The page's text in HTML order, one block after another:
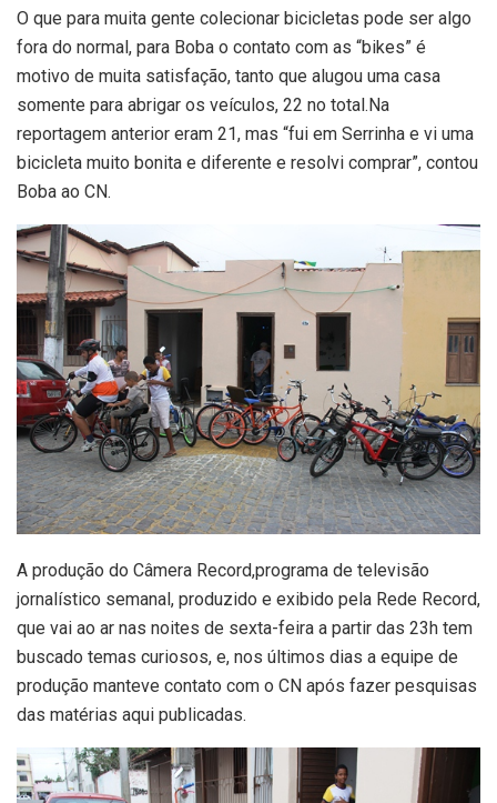
O que para muita gente colecionar bicicletas pode ser algo
fora do normal, para Boba o contato com as “bikes” é
motivo de muita satisfação, tanto que alugou uma casa
somente para abrigar os veículos, 22 no total.Na
reportagem anterior eram 21, mas “fui em Serrinha e vi uma
bicicleta muito bonita e diferente e resolvi comprar”, contou
Boba ao CN.
A produção do Câmera Record,programa de televisão
jornalístico semanal, produzido e exibido pela Rede Record,
que vai ao ar nas noites de sexta-feira a partir das 23h tem
buscado temas curiosos, e, nos últimos dias a equipe de
produção manteve contato com o CN após fazer pesquisas
das matérias aqui publicadas.